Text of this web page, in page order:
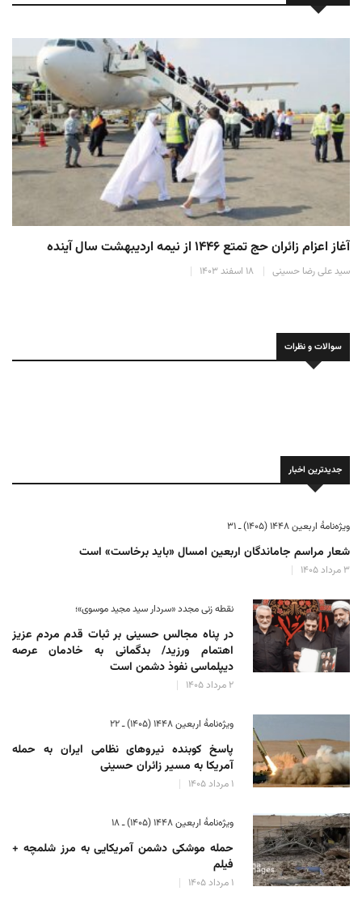
آغاز اعزام زائران حج تمتع ۱۴۴۶ از نیمه اردیبهشت سال آینده
سید علی رضا حسینی ۱۸ اسفند ۱۴۰۳
سوالات و نظرات
جدیدترین اخبار
ویژه‌نامهٔ اربعین ۱۴۴۸ (۱۴۰۵) ـ ۳۱
شعار مراسم جاماندگان اربعین امسال «باید برخاست» است
۳ مرداد ۱۴۰۵
نقطه زنی مجدد «سردار سید مجید موسوی»؛
در پناه مجالس حسینی بر ثبات‌ قدم مردم عزیز
اهتمام ورزید/ بدگمانی به خادمان عرصه
دیپلماسی نفوذ دشمن است
۲ مرداد ۱۴۰۵
ویژه‌نامهٔ اربعین ۱۴۴۸ (۱۴۰۵) ـ ۲۲
پاسخ کوبنده نیروهای نظامی ایران به حمله
آمریکا به مسیر زائران حسینی
۱ مرداد ۱۴۰۵
ویژه‌نامهٔ اربعین ۱۴۴۸ (۱۴۰۵) ـ ۱۸
حمله موشکی دشمن آمریکایی به مرز شلمچه +
فیلم
۱ مرداد ۱۴۰۵